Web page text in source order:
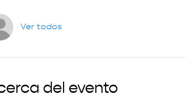
Ver todos
del evento